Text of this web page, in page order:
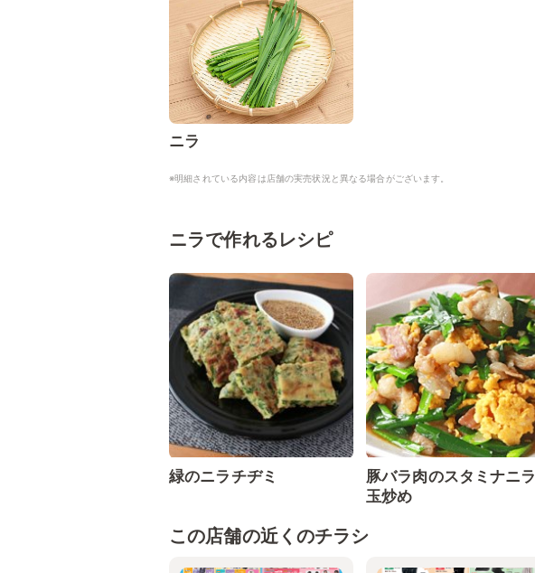
ニラ
※明細されている内容は店舗の実売状況と異なる場合がございます。
ニラで作れるレシピ
緑のニラチヂミ
豚バラ肉のスタミナニラ
玉炒め
この店舗の近くのチラシ